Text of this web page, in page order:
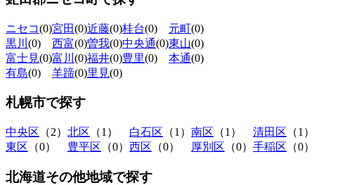
ニセコ(0)宮田(0)近藤(0)桂台(0) 元町(0)
黒川 (0) 西富(0)曽我(0)中央通(0)東山(0)
富士見(0)富川 (0)福井(0)豊里(0) 本通(0)
有島(0) 羊蹄(0)里見(0)
札幌市で探す
中央区 （2） 北区 （1） 白石区 （1） 南区 （1） 清田区 （1）
東区 （0） 豊平区 （0） 西区 （0） 厚別区 （0） 手稲区 （0）
北海道その他地域で探す